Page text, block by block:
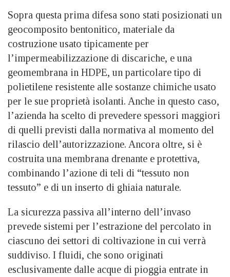
Sopra questa prima difesa sono stati posizionati un
geocomposito bentonitico, materiale da
costruzione usato tipicamente per
l’impermeabilizzazione di discariche, e una
geomembrana in HDPE, un particolare tipo di
polietilene resistente alle sostanze chimiche usato
per le sue proprietà isolanti. Anche in questo caso,
l’azienda ha scelto di prevedere spessori maggiori
di quelli previsti dalla normativa al momento del
rilascio dell’autorizzazione. Ancora oltre, si è
costruita una membrana drenante e protettiva,
combinando l’azione di teli di “tessuto non
tessuto” e di un inserto di ghiaia naturale.
La sicurezza passiva all’interno dell’invaso
prevede sistemi per l’estrazione del percolato in
ciascuno dei settori di coltivazione in cui verrà
suddiviso. I fluidi, che sono originati
esclusivamente dalle acque di pioggia entrate in